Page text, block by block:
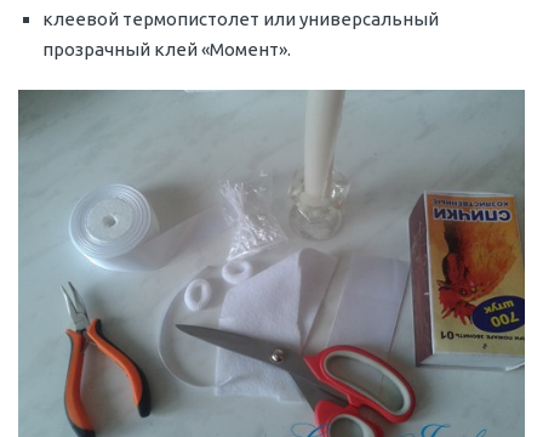
клеевой термопистолет или универсальный
прозрачный клей «Момент».